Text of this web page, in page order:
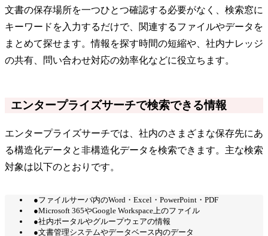
文書の保存場所を一つひとつ確認する必要がなく、検索窓に
キーワードを入力するだけで、関連するファイルやデータを
まとめて探せます。情報を探す時間の短縮や、社内ナレッジ
の共有、問い合わせ対応の効率化などに役立ちます。
エンタープライズサーチで検索できる情報
エンタープライズサーチでは、社内のさまざまな保存先にあ
る構造化データと非構造化データを検索できます。主な検索
対象は以下のとおりです。
●ファイルサーバ内のWord・Excel・PowerPoint・PDF
●Microsoft 365やGoogle Workspace上のファイル
●社内ポータルやグループウェアの情報
●文書管理システムやデータベース内のデータ